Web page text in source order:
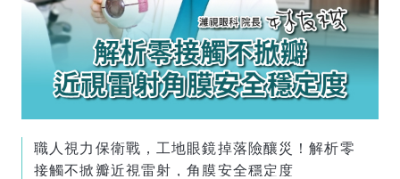
職人視力保衛戰，工地眼鏡掉落險釀災！解析零
接觸不掀瓣近視雷射，角膜安全穩定度